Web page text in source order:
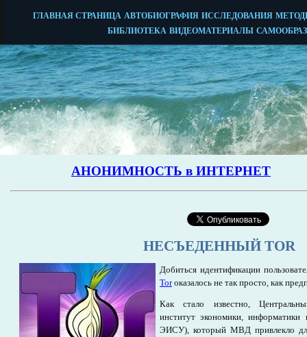
НЕСЪЕДЕННЫЙ TOR
Добиться идентификации
Torоказалось не так просто, как
Как стало известно,
институт экономики,
ЭИСУ), который МВД привлекло